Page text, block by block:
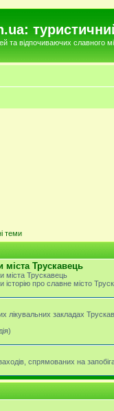
та відпочиваючих славного
теми
міста Трускавець
міста Трускавець
про славне місто
лікувальних закладах
спрямованих на